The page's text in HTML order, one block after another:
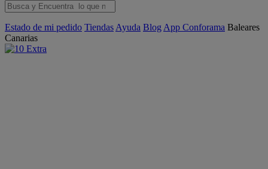
Estado de mi pedido Tiendas Ayuda Blog App Conforama Baleares
Canarias